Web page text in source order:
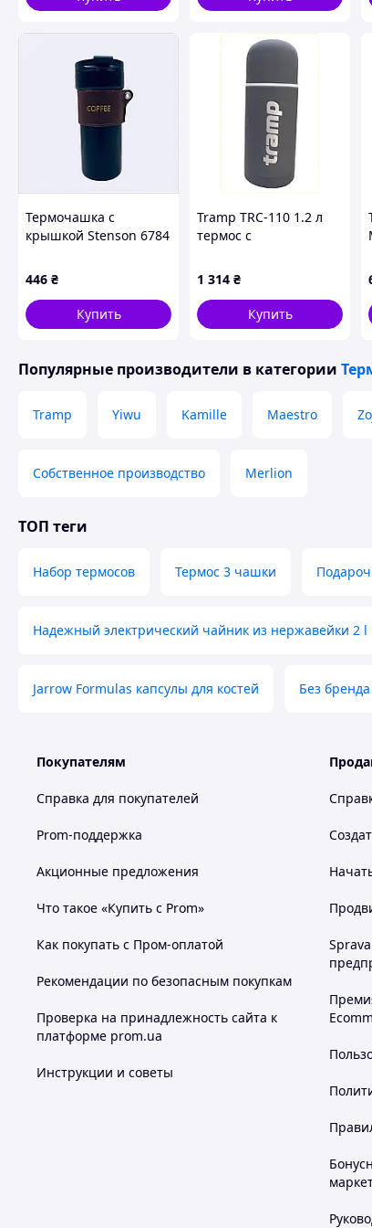
Двошарова вакуумна колба
Нержавеющая сталь - прочная и безопасная
Крышка с кнопкой-клапаном, защита от
Нескользящее дно с резиновой вставкой
Компактный формат - удобно брать с собой
Подарункова упаковка
Характеристики
Тип: термос / подарочный набор
Объем термоса: 0,5 л
Объем кружек: 150 мл
Пробка: с кнопкой-клапаном
Диаметр горла: 42 мм
Размеры термоса: 6,8×23,5 см
Термос Vacuum Flask Set
Термочашка с
крышкой Stenson 6784
8795020XME
446 ₴
Купить
Tramp TRC-110 1.2 л
термос с
свойствами,
K2339T720
1 314 ₴
Купить
Популярные производители в категории
Tramp Yiwu Kamille Maestro
Собственное производство Merlion
ТОП теги
Набор термосов Термос 3 чашки
Надежный электрический чайник из нержавейки 2 l
Jarrow Formulas капсулы для костей Без бренда
Покупателям
Справка для покупателей
Prom-поддержка
Акционные предложения
Что такое «Купить с Prom»
Как покупать с Пром-оплатой
Рекомендации по безопасным покупкам
Проверка на принадлежность сайта к
платформе prom.ua
Инструкции и советы